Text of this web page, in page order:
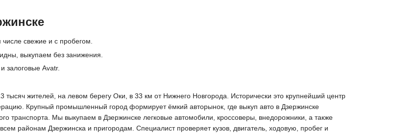
свежие и с пробегом.
выкупаем без занижения.
залоговые Avatr.
жителей, на левом берегу Оки, в 33 км от Нижнего Новгорода. Исторически это крупнейший центр
Крупный промышленный город формирует ёмкий авторынок, где выкуп авто в Дзержинске
транспорта. Мы выкупаем в Дзержинске легковые автомобили, кроссоверы, внедорожники, а также
районам Дзержинска и пригородам. Специалист проверяет кузов, двигатель, ходовую, пробег и